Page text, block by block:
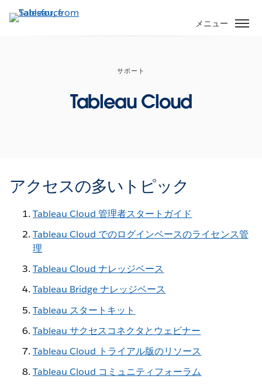
イ
メニュー
サポート
Tableau Cloud
アクセスの多いトピック
Tableau Cloud 管理者スタートガイド
Tableau Cloud でのログインベースのライセンス管
理
Tableau Cloud ナレッジベース
Tableau Bridge ナレッジベース
Tableau スタートキット
Tableau サクセスコネクタとウェビナー
Tableau Cloud トライアル版のリソース
Tableau Cloud コミュニティフォーラム